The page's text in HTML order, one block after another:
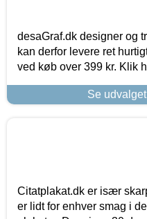
desaGraf.dk designer og
kan derfor levere ret
ved køb over 399 kr. Klik
Se
Citatplakat.dk er især
er lidt for enhver smag i